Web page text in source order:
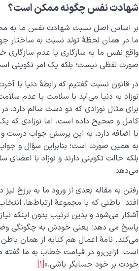
شهادت نفس چگونه ممکن است؟
بر اساس اصل نسبت شهادت نفس ما به محض
ما در همان لحظۀ تولد نسبت به ساختار
واقع نفس ما به سازگاری یا عدم سازگاری
صورت لفظی نیست؛ بلکه یک امر تکوینی
در قانون نسبت گفتیم که رابطۀ دنیا با
نوزاد به دنیا می‌آید با سلامت یا عدم
برای مثال نوزادی که دو دست سالم دارد،
کامل و صحیح داده است. اما نوزادی که
یا اضافه دارد، به این پرسش جواب درست
به همین صورت است؛ بنابراین سؤال و
بلکه حالت تکوینی دارند و نوزاد با
می‌دهد.
رفتن به مقاله بعدی از ورود ما به برزخ
افتد. باطنی که با مجموعۀ ارتباط‌ها،
آشکار می‌شود و بدین ترتیب بدون اینکه
پاسخ می دهد؛ یعنی خودش به چگونگی
می‌کند. نامۀ اعمال هم کنایه از همان
است. ازاین‌رو در قیامت خطاب به ما گفته
خودت بر خود حسابگر باشی.»[1]